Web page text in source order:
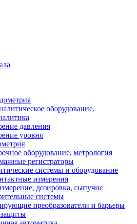
оборудование,
давления
уровня
оборудование, метрология
регистраторы
системы и оборудование
измерения
дозировка, сыпучие
системы
преобразователи и барьеры